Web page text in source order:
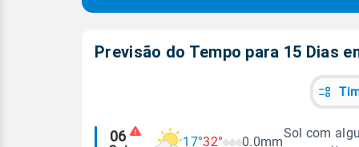
Previsão do Tempo para 15 Dias
Alertas
06 17°32° 0.0mm
Sol com